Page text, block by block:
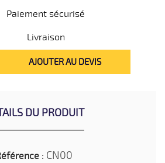
Paiement sécurisé
Livraison
AJOUTER AU DEVIS
DU PRODUIT
: CN00